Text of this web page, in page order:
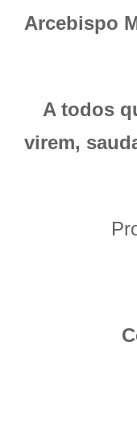
Arcebispo
A todos
virem,